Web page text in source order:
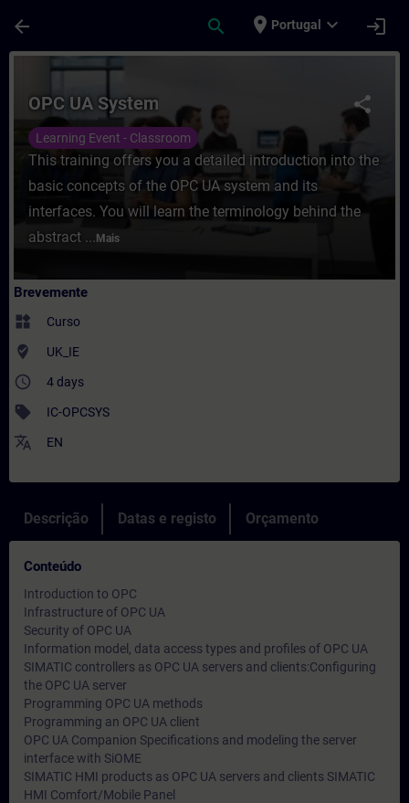
arrow_back search place Portugal expand_more login
Curso - OPC UA System - Formação -
share
OPC UA System
Learning Event - Classroom
This training offers you a detailed introduction into the
basic concepts of the OPC UA system and its
interfaces. You will learn the terminology behind the
abstract ... Mais
Brevemente
widgets Curso
where_to_vote UK_IE
access_time 4 days
sell IC-OPCSYS
translate EN
Descrição Datas e registo Orçamento
Conteúdo
Introduction to OPC
Infrastructure of OPC UA
Security of OPC UA
Information model, data access types and profiles of OPC UA
SIMATIC controllers as OPC UA servers and clients:Configuring
the OPC UA server
Programming OPC UA methods
Programming an OPC UA client
OPC UA Companion Specifications and modeling the server
interface with SiOME
SIMATIC HMI products as OPC UA servers and clients SIMATIC
HMI Comfort/Mobile Panel